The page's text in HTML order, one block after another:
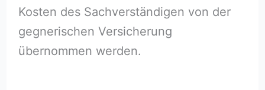
Kosten des Sachverständigen von der
gegnerischen Versicherung
übernommen werden.